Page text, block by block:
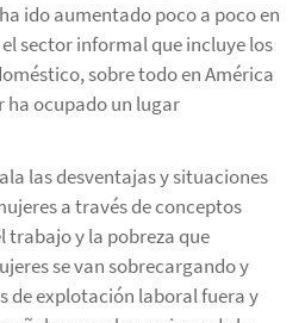
ido aumentado poco a poco en
sector informal que incluye los
sobre todo en América
ha ocupado un lugar
las desventajas y situaciones
a través de conceptos
trabajo y la pobreza que
se van sobrecargando y
de explotación laboral fuera y